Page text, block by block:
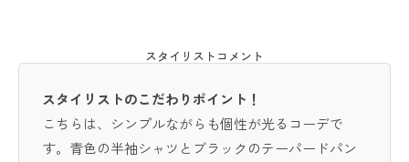
スタイリストコメント
スタイリストのこだわりポイント！
こちらは、シンプルながらも個性が光るコーデで
す。青色の半袖シャツとブラックのテーパードパン